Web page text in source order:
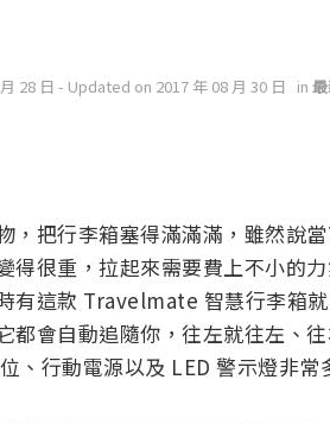
28 日 - Updated on 2017 年 08 月 30 日 in
，把行李箱塞得滿滿滿，雖然說
得很重，拉起來需要費上不小的
有這款 Travelmate 智慧行李箱
都會自動追隨你，往左就往左、
、行動電源以及 LED 警示燈非常